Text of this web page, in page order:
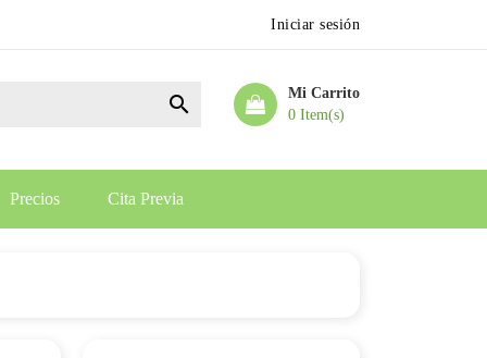
Iniciar sesión
Mi Carrito
0 Item(s)

Precios Cita Previa